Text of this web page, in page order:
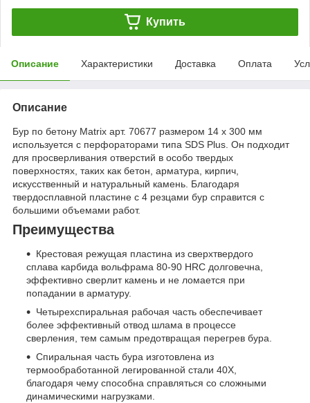
Купить
Описание Характеристики Доставка Оплата
Описание
Бур по бетону Matrix арт. 70677 размером 14 х 300 мм
используется с перфораторами типа SDS Plus. Он подходит
для просверливания отверстий в особо твердых
поверхностях, таких как бетон, арматура, кирпич,
искусственный и натуральный камень. Благодаря
твердосплавной пластине с 4 резцами бур справится с
большими объемами работ.
Преимущества
Крестовая режущая пластина из сверхтвердого
сплава карбида вольфрама 80-90 HRC долговечна,
эффективно сверлит камень и не ломается при
попадании в арматуру.
Четырехспиральная рабочая часть обеспечивает
более эффективный отвод шлама в процессе
сверления, тем самым предотвращая перегрев бура.
Спиральная часть бура изготовлена из
термообработанной легированной стали 40Х,
благодаря чему способна справляться со сложными
динамическими нагрузками.